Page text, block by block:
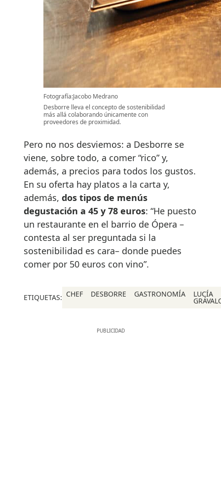
Fotografía:Jacobo Medrano
Desborre lleva el concepto de sostenibilidad
más allá colaborando únicamente con
proveedores de proximidad.
Pero no nos desviemos: a Desborre se
viene, sobre todo, a comer “rico” y,
además, a precios para todos los gustos.
En su oferta hay platos a la carta y,
además, dos tipos de menús
degustación a 45 y 78 euros: “He puesto
un restaurante en el barrio de Ópera –
contesta al ser preguntada si la
sostenibilidad es cara– donde puedes
comer por 50 euros con vino”.
ETIQUETAS: CHEF DESBORRE GASTRONOMÍA LUCÍA